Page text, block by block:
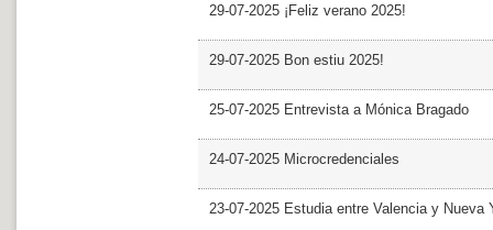
29-07-2025 ¡Feliz verano 2025!
29-07-2025 Bon estiu 2025!
25-07-2025 Entrevista a Mónica Bragado
24-07-2025 Microcredenciales
23-07-2025 Estudia entre Valencia y Nueva